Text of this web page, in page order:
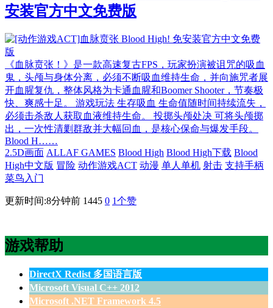
安装官方中文免费版
《血脉贲张！》是一款高速复古FPS，玩家扮演被诅咒的吸血
鬼，头颅与身体分离，必须不断吸血维持生命，并向施咒者展
开血腥复仇，整体风格为卡通血腥和Boomer Shooter，节奏极
快、爽感十足。 游戏玩法 生存吸血 生命值随时间持续流失，
必须击杀敌人获取血液维持生命。 投掷头颅处决 可将头颅掷
出，一次性清剿群敌并大幅回血，是核心保命与爆发手段。
Blood H……
2.5D画面 ALLAF GAMES Blood High Blood High下载 Blood
High中文版 冒险 动作游戏ACT 动漫 单人单机 射击 支持手柄
菜鸟入门
更新时间:8分钟前 1445 0 1个赞
游戏帮助
DirectX Redist 多国语言版
Microsoft Visual C++ 2012
Microsoft .NET Framework 4.5